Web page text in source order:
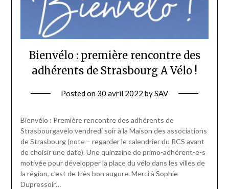
Bienvélo : première rencontre des
adhérents de Strasbourg A Vélo !
Posted on 30 avril 2022 bySAV
Bienvélo : Première rencontre des adhérents de
Strasbourgavelo vendredi soir à la Maison des associations
de Strasbourg (note – regarder le calendrier du RCS avant
de choisir une date). Une quinzaine de primo-adhérent-e-s
motivée pour développer la place du vélo dans les villes de
la région, c’est de très bon augure. Merci à Sophie
Dupressoir…